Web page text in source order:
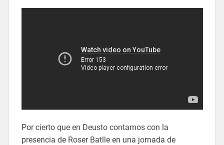
Por cierto que en Deusto contamos con la
presencia de Roser Batlle en una jornada de